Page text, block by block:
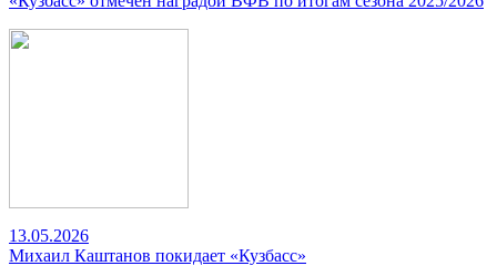
13.05.2026
Михаил Каштанов покидает «Кузбасс»